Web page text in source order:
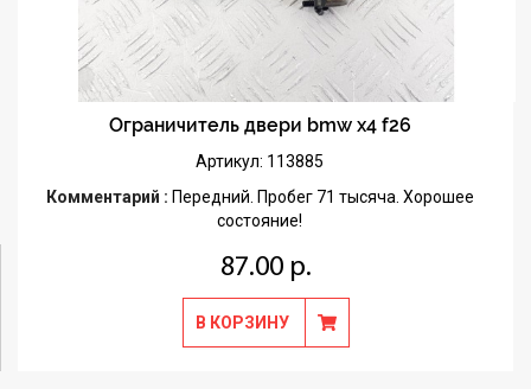
Ограничитель двери bmw x4 f26
Артикул: 113885
Комментарий : Передний. Пробег 71 тысяча. Хорошее
состояние!
87.00 р.
В КОРЗИНУ